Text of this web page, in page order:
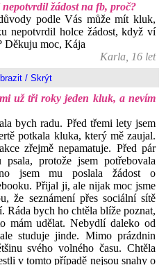
žádost na fb, proč?
podle Vás může mít kluk,
nepotvrdil holce žádost, když ví
Děkuju moc, Kája
Karla, 16 let
už tři roky jeden kluk, a nevím
bych radu. Před třemi lety jsem
potkala kluka, který mě zaujal.
zřejmě nepamatuje. Před pár
psala, protože jsem potřebovala
jsem mu poslala žádost o
Přijal ji, ale nijak moc jsme
že seznámení přes sociální sítě
Ráda bych ho chtěla blíže poznat,
mám udělat. Nebydlí daleko od
studuje jinde. Mimo prázdnin
svého volného času. Chtěla
v tomto případě nejsou snahy o